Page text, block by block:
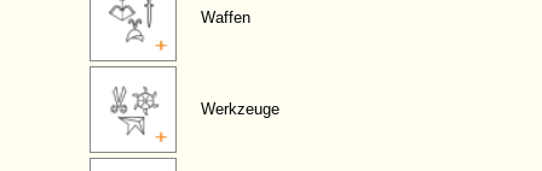
Waffen
Werkzeuge